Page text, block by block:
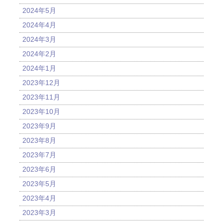
2024年5月
2024年4月
2024年3月
2024年2月
2024年1月
2023年12月
2023年11月
2023年10月
2023年9月
2023年8月
2023年7月
2023年6月
2023年5月
2023年4月
2023年3月